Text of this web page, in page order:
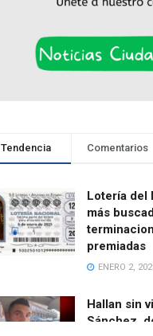
Tendencia Comentarios
Lotería del
más
premiadas
ENERO 2,
Hallan sin
Sánchez,